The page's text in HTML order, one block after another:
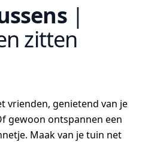
|
zitten
vrienden, genietend van je
gewoon ontspannen een
Maak van je tuin net